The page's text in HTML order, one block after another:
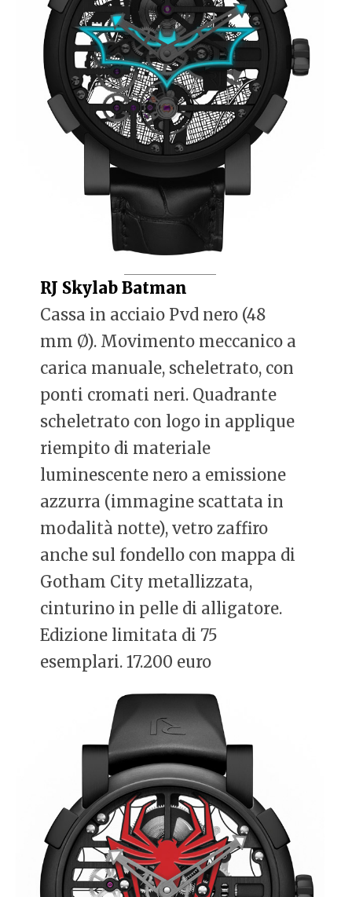
RJ Skylab Batman
Cassa in acciaio Pvd nero (48
mm Ø). Movimento meccanico a
carica manuale, scheletrato, con
ponti cromati neri. Quadrante
scheletrato con logo in applique
riempito di materiale
luminescente nero a emissione
azzurra (immagine scattata in
modalità notte), vetro zaffiro
anche sul fondello con mappa di
Gotham City metallizzata,
cinturino in pelle di alligatore.
Edizione limitata di 75
esemplari. 17.200 euro